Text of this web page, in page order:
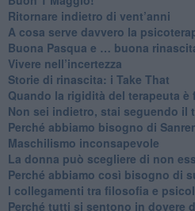
Ritornare indietro di vent’anni
​A cosa serve davvero la
​Buona Pasqua e … buona
​Vivere nell’incertezza
​Storie di rinascita: i Take That
​Quando la rigidità del terapeuta è
​Non sei indietro, stai seguendo il
​Perché abbiamo bisogno di
​Maschilismo inconsapevole
​La donna può scegliere di non
​Perché abbiamo così bisogno di
​I collegamenti tra filosofia e
​Perché tutti si sentono in dovere